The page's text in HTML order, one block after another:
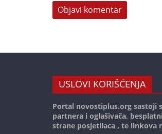
USLOVI KORIŠĆENJA
Portal novostiplus.org sastoji
partnera i oglašivača,
strane posjetilaca , te linkova